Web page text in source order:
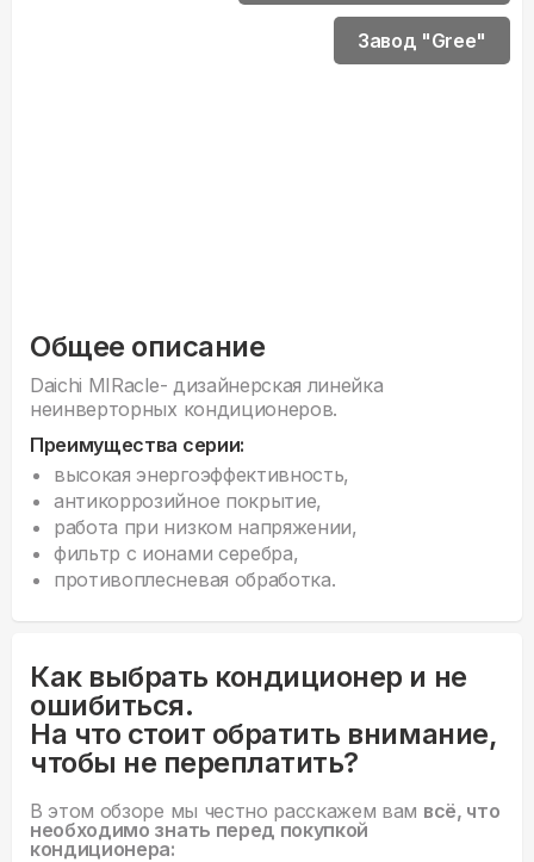
Общее описание
Daichi MIRacle- дизайнерская линейка
неинверторных кондиционеров.
Преимущества серии:
высокая энергоэффективность,
антикоррозийное покрытие,
работа при низком напряжении,
фильтр с ионами серебра,
противоплесневая обработка.
Завод "Gree"
Как выбрать кондиционер и не
ошибиться.
На что стоит обратить внимание,
чтобы не переплатить?
В этом обзоре мы честно расскажем вам всё, что
необходимо знать перед покупкой
кондиционера: